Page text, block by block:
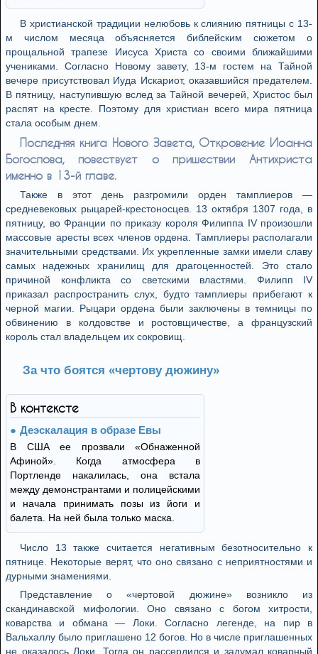
В христианской традиции нелюбовь к слиянию пятницы с 13-
м числом месяца объясняется библейским сюжетом о
прощальной трапезе Иисуса Христа со своими ближайшими
учениками. Согласно Новому завету, 13-м гостем на Тайной
вечере присутствовал Иуда Искариот, оказавшийся предателем.
В пятницу, наступившую вслед за Тайной вечерей, Христос был
распят на кресте. Поэтому для христиан всего мира пятница
стала особым днем.
Последняя книга Нового Завета, Откровение Иоанна
Богослова, повествует о пришествии Антихриста
именно в 13-й главе.
Также в этот день разгромили орден тамплиеров —
средневековых рыцарей-крестоносцев. 13 октября 1307 года, в
пятницу, во Франции по приказу короля Филиппа IV произошли
массовые аресты всех членов ордена. Тамплиеры располагали
значительными средствами. Их укрепленные замки имели славу
самых надежных хранилищ для драгоценностей. Это стало
причиной конфликта со светскими властями. Филипп IV
приказал распространить слух, будто тамплиеры прибегают к
черной магии. Рыцари ордена были заключены в темницы по
обвинению в колдовстве и ростовщичестве, а французский
король стал владельцем их сокровищ.
За что боятся «чертову дюжину»
В контексте
Деэскалация в образе Евы
В США ее прозвали «Обнаженной
Афиной». Когда атмосфера в
Портленде накалилась, она встала
между демонстрантами и полицейскими
и начала принимать позы из йоги и
балета. На ней была только маска.
Число 13 также считается негативным безотносительно к
пятнице. Некоторые верят, что оно связано с неприятностями и
дурными знамениями.
Представление о «чертовой дюжине» возникло из
скандинавской мифологии. Оно связано с богом хитрости,
коварства и обмана — Локи. Согласно легенде, на пир в
Вальхаллу было приглашено 12 богов. Но в числе приглашенных
не оказалось Локи. Тогда он рассердился и задумал коварный